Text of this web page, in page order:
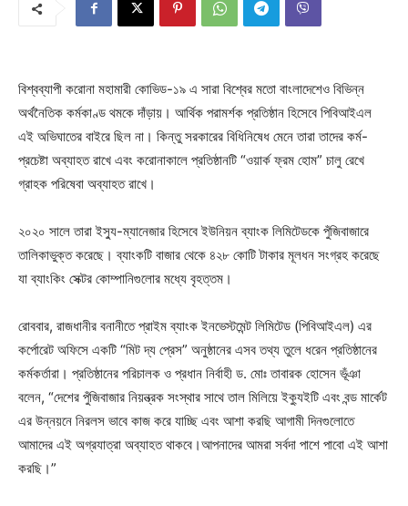
বিশ্বব্যাপী করোনা মহামারী কোভিড-১৯ এ সারা বিশ্বের মতো বাংলাদেশেও বিভিন্ন
অর্থনৈতিক কর্মকাণ্ড থমকে দাঁড়ায়। আর্থিক পরামর্শক প্রতিষ্ঠান হিসেবে পিবিআইএল
এই অভিঘাতের বাইরে ছিল না। কিন্তু সরকারের বিধিনিষেধ মেনে তারা তাদের কর্ম-
প্রচেষ্টা অব্যাহত রাখে এবং করোনাকালে প্রতিষ্ঠানটি “ওয়ার্ক ফ্রম হোম” চালু রেখে
গ্রাহক পরিষেবা অব্যাহত রাখে।
২০২০ সালে তারা ইস্যু-ম্যানেজার হিসেবে ইউনিয়ন ব্যাংক লিমিটেডকে পুঁজিবাজারে
তালিকাভুক্ত করেছে। ব্যাংকটি বাজার থেকে ৪২৮ কোটি টাকার মূলধন সংগ্রহ করেছে
যা ব্যাংকিং সেক্টর কোম্পানিগুলোর মধ্যে বৃহত্তম।
রোববার, রাজধানীর বনানীতে প্রাইম ব্যাংক ইনভেস্টমেন্ট লিমিটেড (পিবিআইএল) এর
কর্পোরেট অফিসে একটি “মিট দ্য প্রেস” অনুষ্ঠানের এসব তথ্য তুলে ধরেন প্রতিষ্ঠানের
কর্মকর্তারা। প্রতিষ্ঠানের পরিচালক ও প্রধান নির্বাহী ড. মোঃ তাবারক হোসেন ভূঁঞা
বলেন, “দেশের পুঁজিবাজার নিয়ন্ত্রক সংস্থার সাথে তাল মিলিয়ে ইক্যুইটি এবং বন্ড মার্কেট
এর উন্নয়নে নিরলস ভাবে কাজ করে যাচ্ছি এবং আশা করছি আগামী দিনগুলোতে
আমাদের এই অগ্রযাত্রা অব্যাহত থাকবে।আপনাদের আমরা সর্বদা পাশে পাবো এই আশা
করছি।”